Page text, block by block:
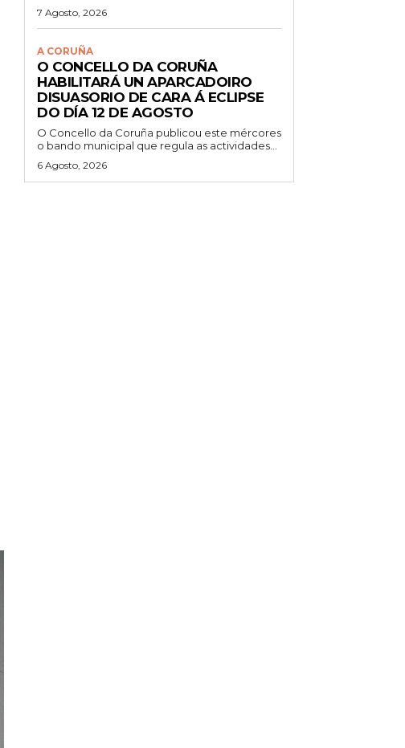
7 Agosto, 2026
A CORUÑA
O CONCELLO DA CORUÑA
HABILITARÁ UN APARCADOIRO
DISUASORIO DE CARA Á ECLIPSE
DO DÍA 12 DE AGOSTO
O Concello da Coruña publicou este mércores
o bando municipal que regula as actividades...
6 Agosto, 2026